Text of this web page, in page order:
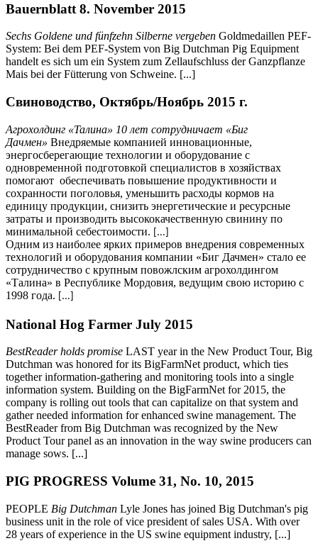
Bauernblatt 8. November 2015
Sechs Goldene und fünfzehn Silberne vergeben Goldmedaillen PEF-
System: Bei dem PEF-System von Big Dutchman Pig Equipment
handelt es sich um ein System zum Zellaufschluss der Ganzpflanze
Mais bei der Fütterung von Schweine. [...]
Свиноводство, Октябрь/Ноябрь 2015 г.
Агрохолдинг «Талина» 10 лет сотрудничает «Биг
Дачмен» Внедряемые компанией инновационные,
энергосберегающие технологии и оборудование с
одновременной подготовкой специалистов в хозяйствах
помогают обеспечивать повышение продуктивности и
сохранности поголовья, уменьшить расходы кормов на
единицу продукции, снизить энергетические и ресурсные
затраты и производить высококачественную свинину по
минимальной себестоимости.
[...]
Одним из наиболее ярких примеров внедрения современных
технологий и оборудования компании «Биг Дачмен» стало ее
сотрудничество с крупным повожлским агрохолдингом
«Талина» в Республике Мордовия, ведущим свою историю с
1998 года.
[...]
National Hog Farmer July 2015
BestReader holds promise LAST year in the New Product Tour, Big
Dutchman was honored for its BigFarmNet product, which ties
together information-gathering and monitoring tools into a single
information system. Building on the BigFarmNet for 2015, the
company is rolling out tools that can capitalize on that system and
gather needed information for enhanced swine management. The
BestReader from Big Dutchman was recognized by the New
Product Tour panel as an innovation in the way swine producers can
manage sows. [...]
PIG PROGRESS Volume 31, No. 10, 2015
PEOPLE Big Dutchman Lyle Jones has joined Big Dutchman's pig
business unit in the role of vice president of sales USA. With over
28 years of experience in the US swine equipment industry, [...]